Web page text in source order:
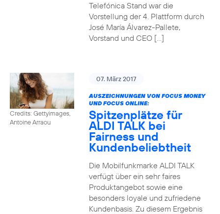
Telefónica Stand war die
Vorstellung der 4. Plattform durch
José María Álvarez-Pallete,
Vorstand und CEO […]
Credits: Gettyimages,
Antoine Arraou
07. März 2017
AUSZEICHNUNGEN VON FOCUS MONEY
UND FOCUS ONLINE:
Spitzenplätze für
ALDI TALK bei
Fairness und
Kundenbeliebtheit
Die Mobilfunkmarke ALDI TALK
verfügt über ein sehr faires
Produktangebot sowie eine
besonders loyale und zufriedene
Kundenbasis. Zu diesem Ergebnis